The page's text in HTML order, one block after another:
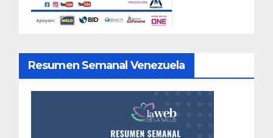
Resumen Semanal Venezuela